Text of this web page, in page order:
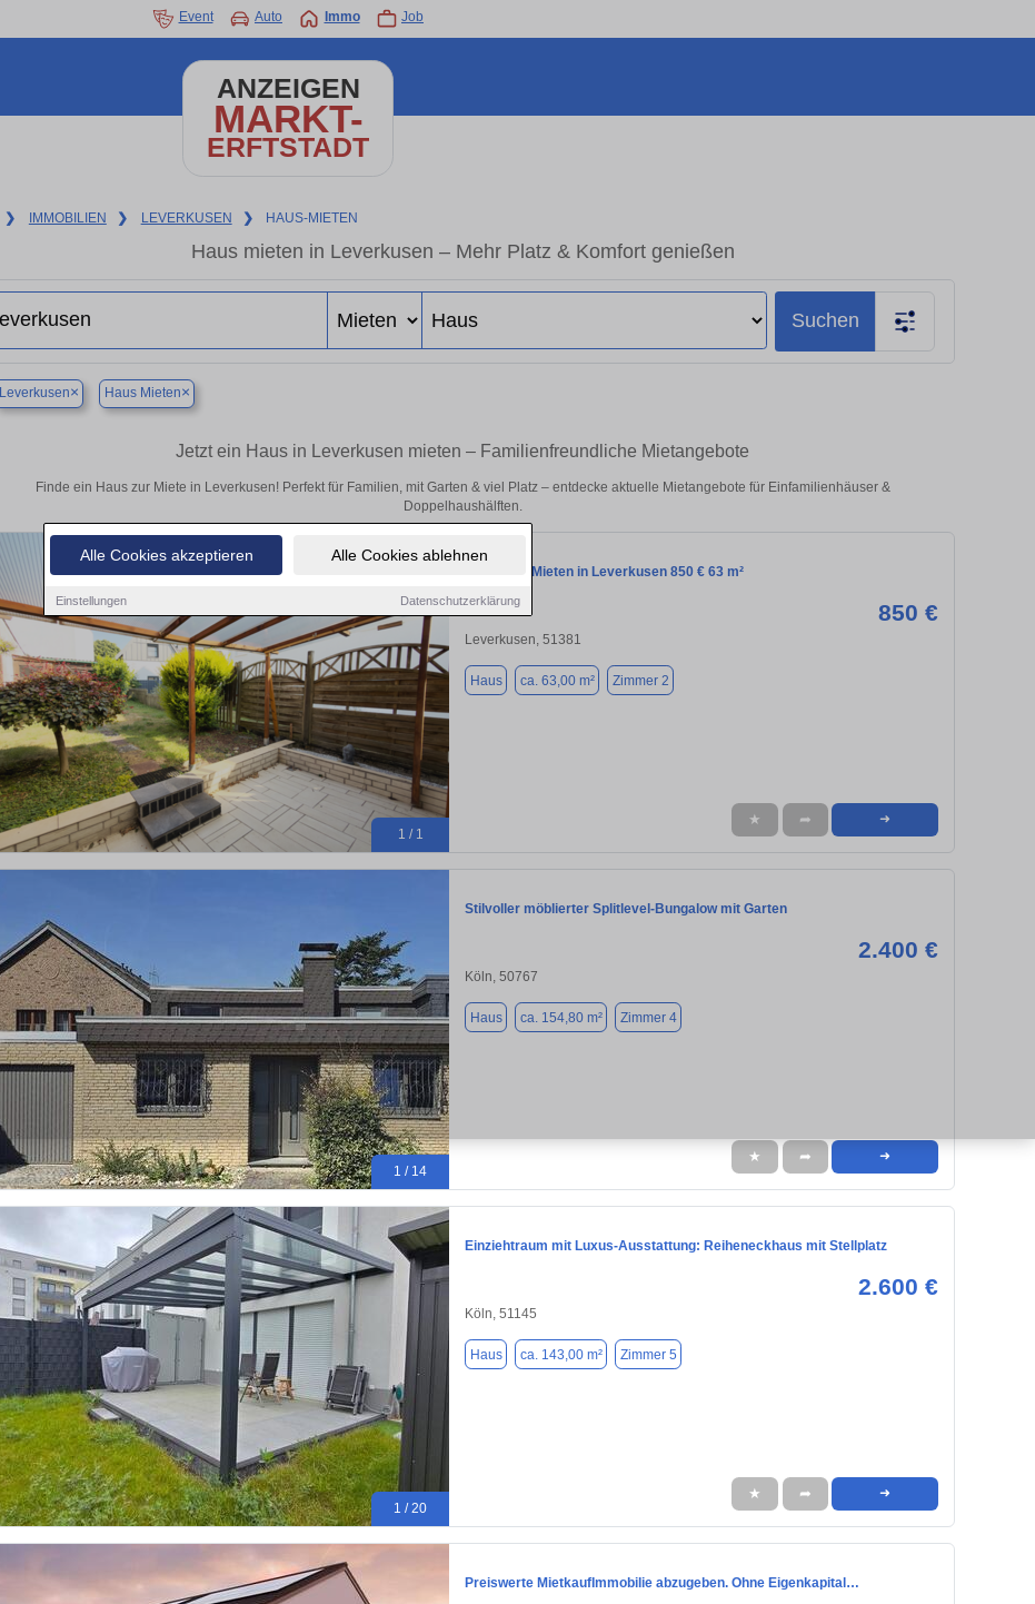
Alle Cookies akzeptieren Alle Cookies ablehnen
Einstellungen Datenschutzerklärung
Event Auto Immo Job
ANZEIGEN
MARKT-
ERFTSTADT
❯ IMMOBILIEN ❯ LEVERKUSEN ❯ HAUS-MIETEN
Haus mieten in Leverkusen – Mehr Platz & Komfort genießen
Suchen
Leverkusen× Haus Mieten×
Jetzt ein Haus in Leverkusen mieten – Familienfreundliche Mietangebote
Finde ein Haus zur Miete in Leverkusen! Perfekt für Familien, mit Garten & viel Platz – entdecke aktuelle Mietangebote für Einfamilienhäuser &
Doppelhaushälften.
1 / 1
Haus zum Mieten in Leverkusen 850 € 63 m²
850 €
Leverkusen, 51381
Haus ca. 63,00 m² Zimmer 2
★ ➦ ➜
1 / 14
Stilvoller möblierter Splitlevel-Bungalow mit Garten
2.400 €
Köln, 50767
Haus ca. 154,80 m² Zimmer 4
★ ➦ ➜
1 / 20
Einziehtraum mit Luxus-Ausstattung: Reiheneckhaus mit Stellplatz
2.600 €
Köln, 51145
Haus ca. 143,00 m² Zimmer 5
★ ➦ ➜
Preiswerte MietkaufImmobilie abzugeben. Ohne Eigenkapital…